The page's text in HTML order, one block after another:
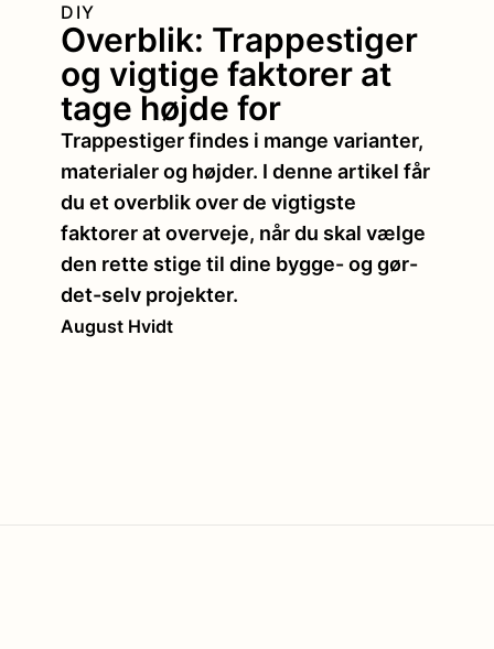
Overblik: Trappestiger
og vigtige faktorer at
tage højde for
DIY
Trappestiger findes i mange varianter,
materialer og højder. I denne artikel får
du et overblik over de vigtigste
faktorer at overveje, når du skal vælge
den rette stige til dine bygge- og gør-
det-selv projekter.
August Hvidt